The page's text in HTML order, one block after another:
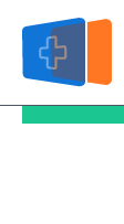
contenuto